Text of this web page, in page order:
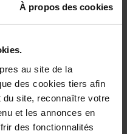
À propos des cookies
au site de la
des cookies tiers afin
site, reconnaître votre
et les annonces en
des fonctionnalités
2 Place Joffre, 75007
on a first come first
must be